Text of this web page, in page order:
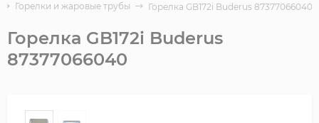
Горелки и жаровые трубы Горелка GB172i Buderus 87377066040
Горелка GB172i Buderus
87377066040